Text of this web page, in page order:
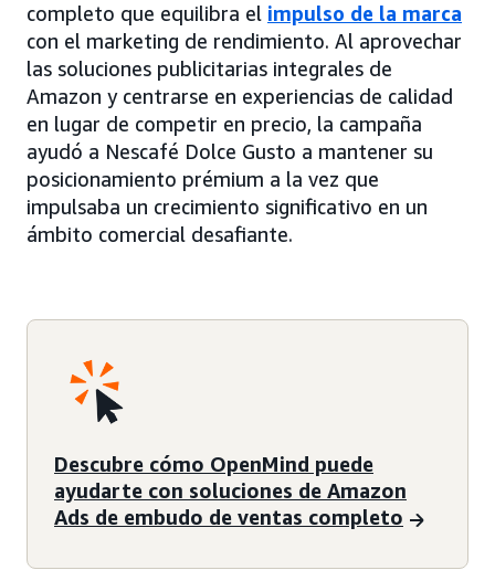
completo que equilibra el impulso de la marca
con el marketing de rendimiento. Al aprovechar
las soluciones publicitarias integrales de
Amazon y centrarse en experiencias de calidad
en lugar de competir en precio, la campaña
ayudó a Nescafé Dolce Gusto a mantener su
posicionamiento prémium a la vez que
impulsaba un crecimiento significativo en un
ámbito comercial desafiante.
Descubre cómo OpenMind puede
ayudarte con soluciones de Amazon
Ads de embudo de ventas completo